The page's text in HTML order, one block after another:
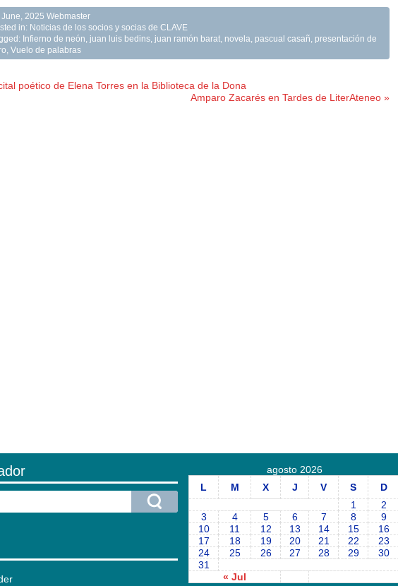
June, 2025 Webmaster
in: Noticias de los socios y socias de CLAVE
Infierno de neón juan luis bedins juan ramón barat novela pascual casañ
presentación de
Vuelo de palabras
poético de Elena Torres en la Biblioteca de la Dona
Amparo Zacarés en Tardes de LiterAteneo »
agosto 2026
L
M X J V S D
« Jul
1
2
3
4 5 6 7 8
9
10
11 12 13 14 15
16
17
18 19 20 21 22
23
24
25 26 27 28 29
30
31